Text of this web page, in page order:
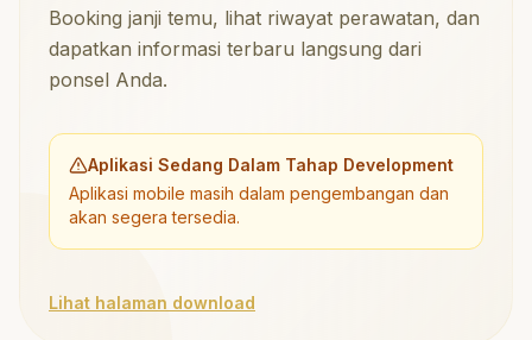
Booking janji temu, lihat riwayat perawatan, dan
dapatkan informasi terbaru langsung dari
ponsel Anda.
Aplikasi Sedang Dalam Tahap Development
Aplikasi mobile masih dalam pengembangan dan
akan segera tersedia.
Lihat halaman download